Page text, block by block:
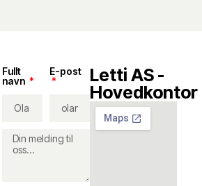
Fullt
navn
E-post
Letti AS -
Hovedkontor